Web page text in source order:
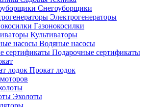
Снегоуборщики
Электрогенераторы
Газонокосилки
Культиваторы
Водяные насосы
Подарочные сертификаты
Прокат лодок
Эхолоты